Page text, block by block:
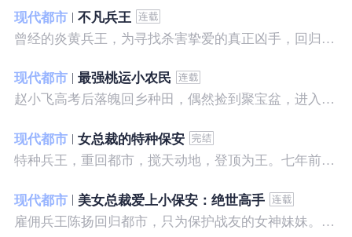
现代都市
不凡兵王
曾经的炎黄兵王，为寻找杀害挚爱的真正凶手，回归都市，开始了一段精彩绝伦的征程。
现代都市
最强桃运小农民
赵小飞高考后落魄回乡种田，偶然捡到聚宝盆，进入聚宝洞，从此开启了发家致富、拳打村霸、坐拥美女的桃运巅峰人生！
现代都市
女总裁的特种保安
特种兵王，重回都市，搅天动地，登顶为王。七年前，他是社会底层的小混混，七年后，他是经历过战与火考验的特种兵王。
现代都市
美女总裁爱上小保安：绝世高手
雇佣兵王陈扬回归都市，只为保护战友的女神妹妹。繁华都市里，陈扬如鱼得水，，逍遥自在。